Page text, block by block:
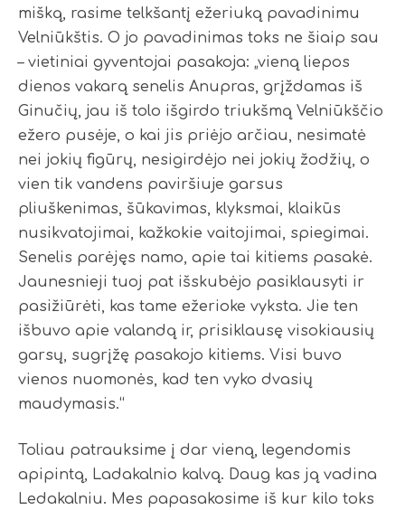
mišką, rasime telkšantį ežeriuką pavadinimu
Velniūkštis. O jo pavadinimas toks ne šiaip sau
– vietiniai gyventojai pasakoja: „vieną liepos
dienos vakarą senelis Anupras, grįždamas iš
Ginučių, jau iš tolo išgirdo triukšmą Velniūkščio
ežero pusėje, o kai jis priėjo arčiau, nesimatė
nei jokių figūrų, nesigirdėjo nei jokių žodžių, o
vien tik vandens paviršiuje garsus
pliuškenimas, šūkavimas, klyksmai, klaikūs
nusikvatojimai, kažkokie vaitojimai, spiegimai.
Senelis parėjęs namo, apie tai kitiems pasakė.
Jaunesnieji tuoj pat išskubėjo pasiklausyti ir
pasižiūrėti, kas tame ežerioke vyksta. Jie ten
išbuvo apie valandą ir, prisiklausę visokiausių
garsų, sugrįžę pasakojo kitiems. Visi buvo
vienos nuomonės, kad ten vyko dvasių
maudymasis.“
Toliau patrauksime į dar vieną, legendomis
apipintą, Ladakalnio kalvą. Daug kas ją vadina
Ledakalniu. Mes papasakosime iš kur kilo toks